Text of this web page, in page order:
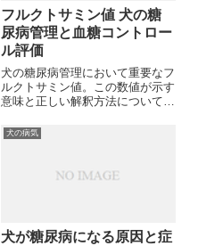
フルクトサミン値 犬の糖
尿病管理と血糖コントロー
ル評価
犬の糖尿病管理において重要なフ
ルクトサミン値。この数値が示す
意味と正しい解釈方法について解
に、フルクトサミン値をどのよう
に活用すればよいのでしょうか？
犬の病気
犬が糖尿病になる原因と症